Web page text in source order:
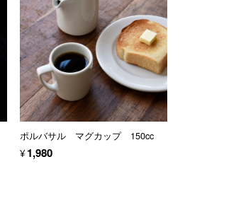
ポルバサル マグカップ 150cc
¥1,980